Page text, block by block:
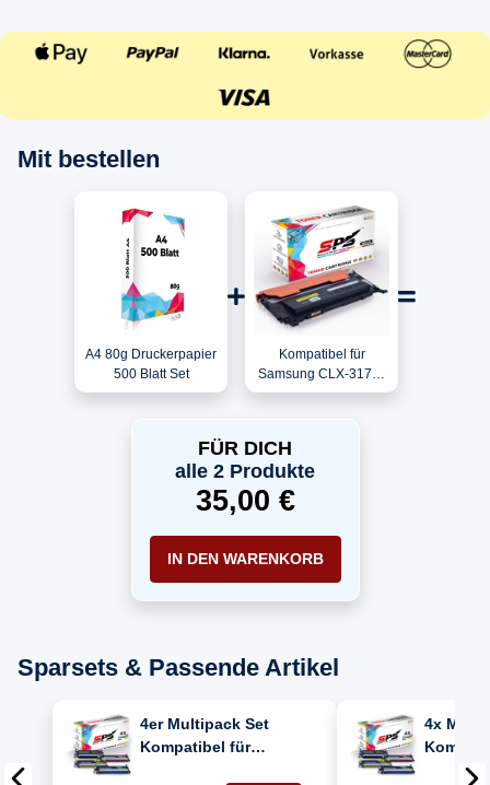
Mit bestellen
A4 80g Druckerpapier
500 Blatt Set
Kompatibel für
Samsung CLX-3175 /
CLT-K4092S/ELS /
FÜR DICH
alle 2 Produkte
35,00 €
IN DEN WARENKORB
Sparsets & Passende Artikel
4er Multipack Set
Kompatibel für
4x